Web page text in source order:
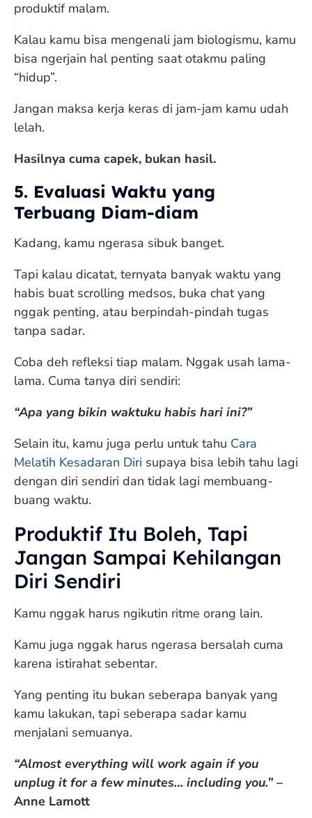
produktif malam.
Kalau kamu bisa mengenali jam biologismu, kamu
bisa ngerjain hal penting saat otakmu paling
“hidup”.
Jangan maksa kerja keras di jam-jam kamu udah
lelah.
Hasilnya cuma capek, bukan hasil.
5. Evaluasi Waktu yang
Terbuang Diam-diam
Kadang, kamu ngerasa sibuk banget.
Tapi kalau dicatat, ternyata banyak waktu yang
habis buat scrolling medsos, buka chat yang
nggak penting, atau berpindah-pindah tugas
tanpa sadar.
Coba deh refleksi tiap malam. Nggak usah lama-
lama. Cuma tanya diri sendiri:
“Apa yang bikin waktuku habis hari ini?”
Selain itu, kamu juga perlu untuk tahu Cara
Melatih Kesadaran Diri supaya bisa lebih tahu lagi
dengan diri sendiri dan tidak lagi membuang-
buang waktu.
Produktif Itu Boleh, Tapi
Jangan Sampai Kehilangan
Diri Sendiri
Kamu nggak harus ngikutin ritme orang lain.
Kamu juga nggak harus ngerasa bersalah cuma
karena istirahat sebentar.
Yang penting itu bukan seberapa banyak yang
kamu lakukan, tapi seberapa sadar kamu
menjalani semuanya.
“Almost everything will work again if you
unplug it for a few minutes… including you.”–
Anne Lamott